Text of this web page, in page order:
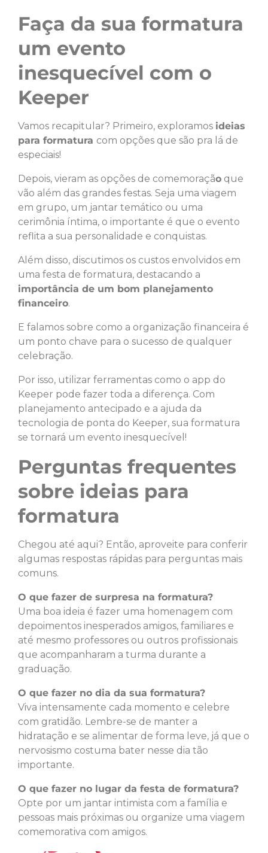
Faça da sua formatura
um evento
inesquecível com o
Keeper
Vamos recapitular? Primeiro, exploramos ideias
para formatura com opções que são pra lá de
especiais!
Depois, vieram as opções de comemoração que
vão além das grandes festas. Seja uma viagem
em grupo, um jantar temático ou uma
cerimônia íntima, o importante é que o evento
reflita a sua personalidade e conquistas.
Além disso, discutimos os custos envolvidos em
uma festa de formatura, destacando a
importância de um bom planejamento
financeiro.
E falamos sobre como a organização financeira é
um ponto chave para o sucesso de qualquer
celebração.
Por isso, utilizar ferramentas como o app do
Keeper pode fazer toda a diferença. Com
planejamento antecipado e a ajuda da
tecnologia de ponta do Keeper, sua formatura
se tornará um evento inesquecível!
Perguntas frequentes
sobre ideias para
formatura
Chegou até aqui? Então, aproveite para conferir
algumas respostas rápidas para perguntas mais
comuns.
O que fazer de surpresa na formatura?
Uma boa ideia é fazer uma homenagem com
depoimentos inesperados amigos, familiares e
até mesmo professores ou outros profissionais
que acompanharam a turma durante a
graduação.
O que fazer no dia da sua formatura?
Viva intensamente cada momento e celebre
com gratidão. Lembre-se de manter a
hidratação e se alimentar de forma leve, já que o
nervosismo costuma bater nesse dia tão
importante.
O que fazer no lugar da festa de formatura?
Opte por um jantar intimista com a família e
pessoas mais próximas ou organize uma viagem
comemorativa com amigos.